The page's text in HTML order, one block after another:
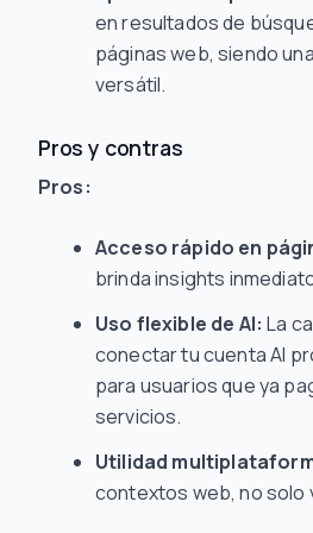
en resultados de
páginas web, siendo
versátil.
Pros y contras
Pros:
Acceso rápido en
brinda insights
Uso flexible de AI: La
conectar tu cuenta AI
para usuarios que ya
servicios.
Utilidad
contextos web, no solo